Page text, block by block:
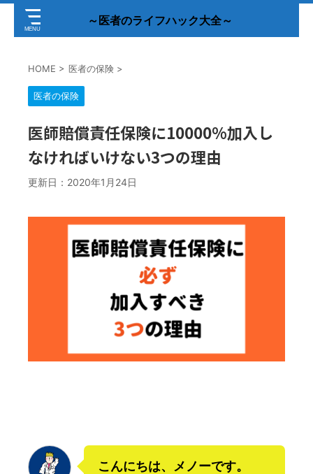
～医者のライフハック大全～
HOME > 医者の保険 >
医者の保険
医師賠償責任保険に10000%加入し
なければいけない3つの理由
更新日： 2020年1月24日
こんにちは、メノーです。